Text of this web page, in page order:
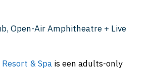
Open-Air Amphitheatre + Live
& Spa is een adults-only